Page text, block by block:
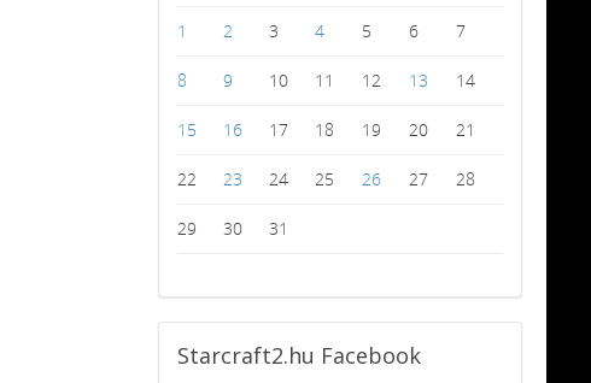
1
2 3 4 5 6 7
8 9 10 11 12 13 14
15 16 17 18 19 20 21
22 23 24 25 26 27 28
29 30 31
Starcraft2.hu Facebook